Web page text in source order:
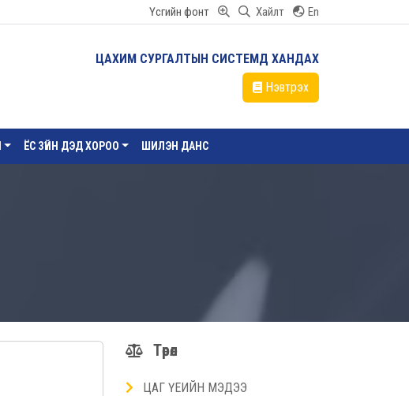
Үсгийн фонт Хайлт En
ЦАХИМ СУРГАЛТЫН СИСТЕМД ХАНДАХ
Нэвтрэх
ЁС ЗҮЙН ДЭД ХОРОО ШИЛЭН ДАНС
Төрөл
ЦАГ ҮЕИЙН МЭДЭЭ